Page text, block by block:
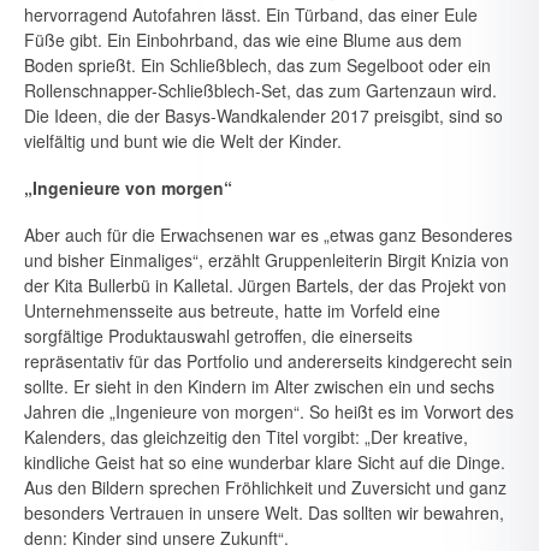
hervorragend Autofahren lässt. Ein Türband, das einer Eule
Füße gibt. Ein Einbohrband, das wie eine Blume aus dem
Boden sprießt. Ein Schließblech, das zum Segelboot oder ein
Rollenschnapper-Schließblech-Set, das zum Gartenzaun wird.
Die Ideen, die der Basys-Wandkalender 2017 preisgibt, sind so
vielfältig und bunt wie die Welt der Kinder.
„Ingenieure von morgen“
Aber auch für die Erwachsenen war es „etwas ganz Besonderes
und bisher Einmaliges“, erzählt Gruppenleiterin Birgit Knizia von
der Kita Bullerbü in Kalletal. Jürgen Bartels, der das Projekt von
Unternehmensseite aus betreute, hatte im Vorfeld eine
sorgfältige Produktauswahl getroffen, die einerseits
repräsentativ für das Portfolio und andererseits kindgerecht sein
sollte. Er sieht in den Kindern im Alter zwischen ein und sechs
Jahren die „Ingenieure von morgen“. So heißt es im Vorwort des
Kalenders, das gleichzeitig den Titel vorgibt: „Der kreative,
kindliche Geist hat so eine wunderbar klare Sicht auf die Dinge.
Aus den Bildern sprechen Fröhlichkeit und Zuversicht und ganz
besonders Vertrauen in unsere Welt. Das sollten wir bewahren,
denn: Kinder sind unsere Zukunft“.